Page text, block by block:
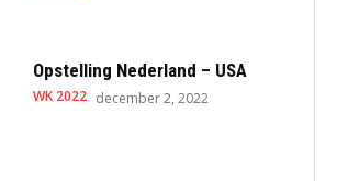
Opstelling Nederland – USA
WK 2022 december 2, 2022